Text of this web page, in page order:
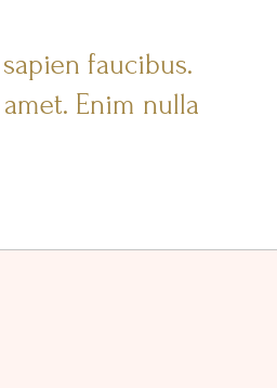
faucibus.
Enim nulla